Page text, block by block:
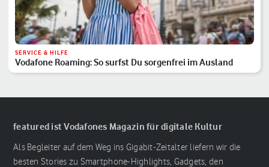
SERVICE & HILFE
Vodafone Roaming: So surfst Du sorgenfrei im Ausland
featured ist Vodafones Magazin für digitale Kultur
Als Begleiter auf dem Weg ins Gigabit-Zeitalter liefern wir die
besten Stories zu Smartphone-Highlights, Gadgets, den